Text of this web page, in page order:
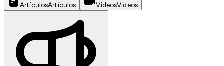
ArtículosArtículos VideosVideos